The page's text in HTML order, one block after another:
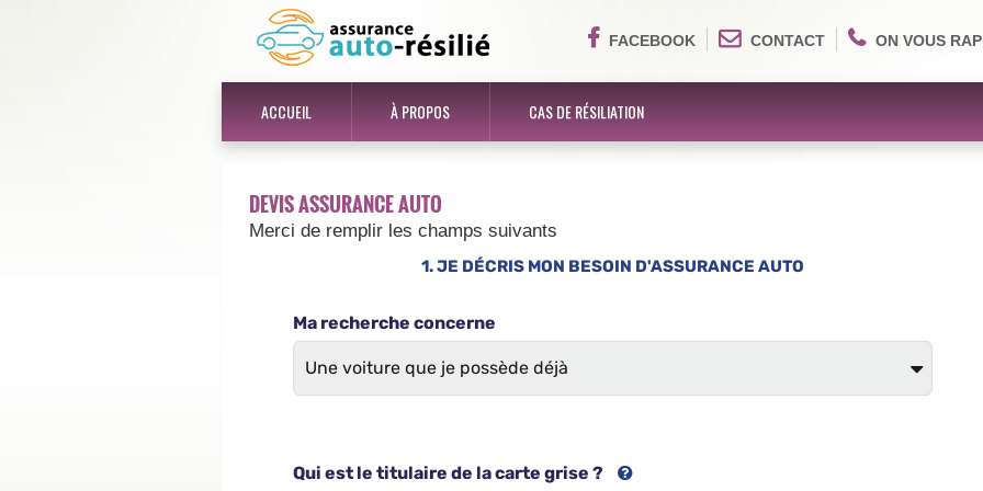
FACEBOOK CONTACT ON VOUS
ACCUEIL À PROPOS CAS DE RÉSILIATION
DEVIS ASSURANCE AUTO
Merci de remplir les champs suivants